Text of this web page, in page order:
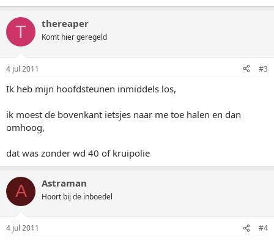
T thereaper
Komt hier geregeld
4 jul 2011 #3
Ik heb mijn hoofdsteunen inmiddels los,
ik moest de bovenkant ietsjes naar me toe halen en dan
omhoog,
dat was zonder wd 40 of kruipolie
A Astraman
Hoort bij de inboedel
4 jul 2011 #4